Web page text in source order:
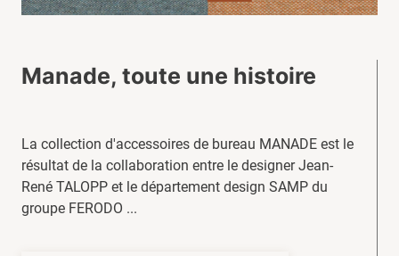
Manade, toute une histoire
La collection d'accessoires de bureau MANADE est le
résultat de la collaboration entre le designer Jean-
René TALOPP et le département design SAMP du
groupe FERODO ...